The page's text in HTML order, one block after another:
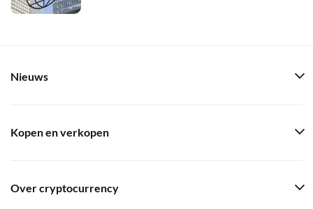
Nieuws
Kopen en verkopen
Over cryptocurrency